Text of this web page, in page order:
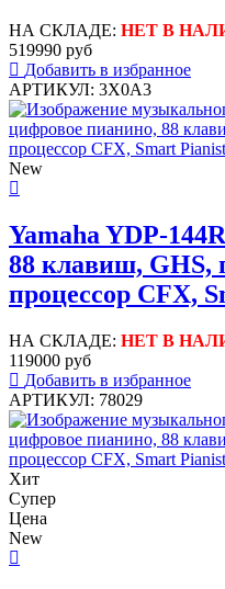
НА СКЛАДЕ: НЕТ В
519990 руб
Добавить в избранное
АРТИКУЛ: 3X0A3
New
Yamaha YDP-
88 клавиш, GHS,
процессор CFX,
НА СКЛАДЕ: НЕТ В
119000 руб
Добавить в избранное
АРТИКУЛ: 78029
Хит
Супер
Цена
New